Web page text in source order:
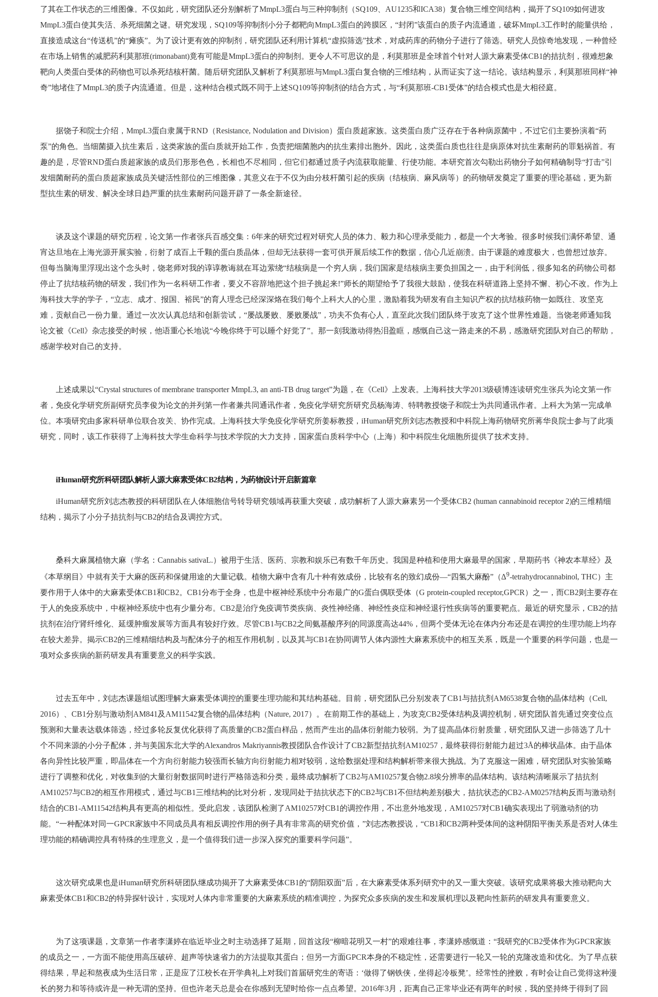
了其在工作状态的三维图像。不仅如此，研究团队还分别解析了MmpL3蛋白与三种抑制剂（SQ109、AU1235和ICA38）复合物三维空间结构，揭开了SQ109如何进攻
MmpL3蛋白使其失活、杀死细菌之谜。研究发现，SQ109等抑制剂小分子都靶向MmpL3蛋白的跨膜区，“封闭”该蛋白的质子内流通道，破坏MmpL3工作时的能量供给，
直接造成这台“传送机”的“瘫痪”。为了设计更有效的抑制剂，研究团队还利用计算机“虚拟筛选”技术，对成药库的药物分子进行了筛选。研究人员惊奇地发现，一种曾经
在市场上销售的减肥药利莫那班(rimonabant)竟有可能是MmpL3蛋白的抑制剂。更令人不可思议的是，利莫那班是全球首个针对人源大麻素受体CB1的拮抗剂，很难想象
靶向人类蛋白受体的药物也可以杀死结核杆菌。随后研究团队又解析了利莫那班与MmpL3蛋白复合物的三维结构，从而证实了这一结论。该结构显示，利莫那班同样“神
奇”地堵住了MmpL3的质子内流通道。但是，这种结合模式既不同于上述SQ109等抑制剂的结合方式，与“利莫那班-CB1受体”的结合模式也是大相径庭。
据饶子和院士介绍，MmpL3蛋白隶属于RND（Resistance, Nodulation and Division）蛋白质超家族。这类蛋白质广泛存在于各种病原菌中，不过它们主要扮演着“药
泵”的角色。当细菌摄入抗生素后，这类家族的蛋白质就开始工作，负责把细菌胞内的抗生素排出胞外。因此，这类蛋白质也往往是病原体对抗生素耐药的罪魁祸首。有
趣的是，尽管RND蛋白质超家族的成员们形形色色，长相也不尽相同，但它们都通过质子内流获取能量、行使功能。本研究首次勾勒出药物分子如何精确制导“打击”引
发细菌耐药的蛋白质超家族成员关键活性部位的三维图像，其意义在于不仅为由分枝杆菌引起的疾病（结核病、麻风病等）的药物研发奠定了重要的理论基础，更为新
型抗生素的研发、解决全球日趋严重的抗生素耐药问题开辟了一条全新途径。
谈及这个课题的研究历程，论文第一作者张兵百感交集：6年来的研究过程对研究人员的体力、毅力和心理承受能力，都是一个大考验。很多时候我们满怀希望、通
宵达旦地在上海光源开展实验，衍射了成百上千颗的蛋白质晶体，但却无法获得一套可供开展后续工作的数据，信心几近崩溃。由于课题的难度极大，也曾想过放弃。
但每当脑海里浮现出这个念头时，饶老师对我的谆谆教诲就在耳边萦绕“结核病是一个穷人病，我们国家是结核病主要负担国之一，由于利润低，很多知名的药物公司都
停止了抗结核药物的研发，我们作为一名科研工作者，要义不容辞地把这个担子挑起来!”师长的期望给予了我很大鼓励，使我在科研道路上坚持不懈、初心不改。作为上
海科技大学的学子，“立志、成才、报国、裕民”的育人理念已经深深烙在我们每个上科大人的心里，激励着我为研发有自主知识产权的抗结核药物一如既往、攻坚克
难，贡献自己一份力量。通过一次次认真总结和创新尝试，“屡战屡败、屡败屡战”，功夫不负有心人，直至此次我们团队终于攻克了这个世界性难题。当饶老师通知我
论文被《Cell》杂志接受的时候，他语重心长地说“今晚你终于可以睡个好觉了”。那一刻我激动得热泪盈眶，感慨自己这一路走来的不易，感激研究团队对自己的帮助，
感谢学校对自己的支持。
上述成果以“Crystal structures of membrane transporter MmpL3, an anti-TB drug target”为题，在《Cell》上发表。上海科技大学2013级硕博连读研究生张兵为论文第一作
者，免疫化学研究所副研究员李俊为论文的并列第一作者兼共同通讯作者，免疫化学研究所研究员杨海涛、特聘教授饶子和院士为共同通讯作者。上科大为第一完成单
位。本项研究由多家科研单位联合攻关、协作完成。上海科技大学免疫化学研究所姜标教授，iHuman研究所刘志杰教授和中科院上海药物研究所蒋华良院士参与了此项
研究，同时，该工作获得了上海科技大学生命科学与技术学院的大力支持，国家蛋白质科学中心（上海）和中科院生化细胞所提供了技术支持。
iHuman研究所科研团队解析人源大麻素受体CB2结构，为药物设计开启新篇章
iHuman研究所刘志杰教授的科研团队在人体细胞信号转导研究领域再获重大突破，成功解析了人源大麻素另一个受体CB2 (human cannabinoid receptor 2)的三维精细
结构，揭示了小分子拮抗剂与CB2的结合及调控方式。
桑科大麻属植物大麻（学名：Cannabis sativaL.）被用于生活、医药、宗教和娱乐已有数千年历史。我国是种植和使用大麻最早的国家，早期药书《神农本草经》及
《本草纲目》中就有关于大麻的医药和保健用途的大量记载。植物大麻中含有几十种有效成份，比较有名的致幻成份―“四氢大麻酚”（∆9-tetrahydrocannabinol, THC）主
要作用于人体中的大麻素受体CB1和CB2。CB1分布于全身，也是中枢神经系统中分布最广的G蛋白偶联受体（G protein-coupled receptor,GPCR）之一，而CB2则主要存在
于人的免疫系统中，中枢神经系统中也有少量分布。CB2是治疗免疫调节类疾病、炎性神经痛、神经性炎症和神经退行性疾病等的重要靶点。最近的研究显示，CB2的拮
抗剂在治疗肾纤维化、延缓肿瘤发展等方面具有较好疗效。尽管CB1与CB2之间氨基酸序列的同源度高达44%，但两个受体无论在体内分布还是在调控的生理功能上均存
在较大差异。揭示CB2的三维精细结构及与配体分子的相互作用机制，以及其与CB1在协同调节人体内源性大麻素系统中的相互关系，既是一个重要的科学问题，也是一
项对众多疾病的新药研发具有重要意义的科学实践。
过去五年中，刘志杰课题组试图理解大麻素受体调控的重要生理功能和其结构基础。目前，研究团队已分别发表了CB1与拮抗剂AM6538复合物的晶体结构（Cell,
2016）、CB1分别与激动剂AM841及AM11542复合物的晶体结构（Nature, 2017）。在前期工作的基础上，为攻克CB2受体结构及调控机制，研究团队首先通过突变位点
预测和大量表达载体筛选，经过多轮反复优化获得了高质量的CB2蛋白样品，然而产生出的晶体衍射能力较弱。为了提高晶体衍射质量，研究团队又进一步筛选了几十
个不同来源的小分子配体，并与美国东北大学的Alexandros Makriyannis教授团队合作设计了CB2新型拮抗剂AM10257，最终获得衍射能力超过3Å的棒状晶体。由于晶体
各向异性比较严重，即晶体在一个方向衍射能力较强而长轴方向衍射能力相对较弱，这给数据处理和结构解析带来很大挑战。为了克服这一困难，研究团队对实验策略
进行了调整和优化，对收集到的大量衍射数据同时进行严格筛选和分类，最终成功解析了CB2与AM10257复合物2.8埃分辨率的晶体结构。该结构清晰展示了拮抗剂
AM10257与CB2的相互作用模式，通过与CB1三维结构的比对分析，发现同处于拮抗状态下的CB2与CB1不但结构差别极大，拮抗状态的CB2-AM0257结构反而与激动剂
结合的CB1-AM11542结构具有更高的相似性。受此启发，该团队检测了AM10257对CB1的调控作用，不出意外地发现，AM10257对CB1确实表现出了弱激动剂的功
能。“一种配体对同一GPCR家族中不同成员具有相反调控作用的例子具有非常高的研究价值，”刘志杰教授说，“CB1和CB2两种受体间的这种阴阳平衡关系是否对人体生
理功能的精确调控具有特殊的生理意义，是一个值得我们进一步深入探究的重要科学问题”。
这次研究成果也是iHuman研究所科研团队继成功揭开了大麻素受体CB1的“阴阳双面”后，在大麻素受体系列研究中的又一重大突破。该研究成果将极大推动靶向大
麻素受体CB1和CB2的特异探针设计，实现对人体内非常重要的大麻素系统的精准调控，为探究众多疾病的发生和发展机理以及靶向性新药的研发具有重要意义。
为了这项课题，文章第一作者李潇婷在临近毕业之时主动选择了延期，回首这段“柳暗花明又一村”的艰难往事，李潇婷感慨道：“我研究的CB2受体作为GPCR家族
的成员之一，一方面不能使用高压破碎、超声等快速省力的方法提取其蛋白；但另一方面GPCR本身的不稳定性，还需要进行一轮又一轮的克隆改造和优化。为了早点获
得结果，早起和熬夜成为生活日常，正是应了江校长在开学典礼上对我们首届研究生的寄语：‘做得了钢铁侠，坐得起冷板凳’。经常性的挫败，有时会让自己觉得这种漫
长的努力和等待或许是一种无谓的坚持。但也许老天总是会在你感到无望时给你一点点希望。2016年3月，距离自己正常毕业还有两年的时候，我的坚持终于得到了回